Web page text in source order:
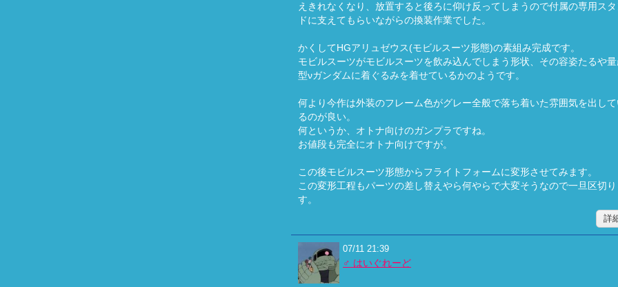
えきれなくなり、放置すると後ろに仰け反ってしまうので付属の専用スタ
ドに支えてもらいながらの換装作業でした。
かくしてHGアリュゼウス(モビルスーツ形態)の素組み完成です。
モビルスーツがモビルスーツを飲み込んでしまう形状、その容姿たるや
型νガンダムに着ぐるみを着せているかのようです。
何より今作は外装のフレーム色がグレー全般で落ち着いた雰囲気を出し
るのが良い。
何というか、オトナ向けのガンプラですね。
お値段も完全にオトナ向けですが。
この後モビルスーツ形態からフライトフォームに変形させてみます。
この変形工程もパーツの差し替えやら何やらで大変そうなので一旦区切り
す。
詳
07/11 21:39
♂ はいぐれーど